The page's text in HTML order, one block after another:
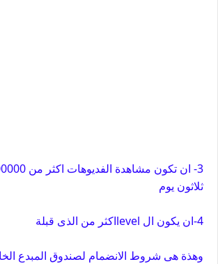
ثلاثون يوم
4-ان يكون ال levelاكثر من الذى قبلة
وهذة هى شروط الانضمام لصندوق المبدع